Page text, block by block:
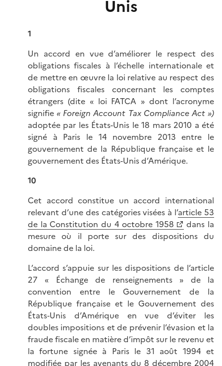
Unis
1
Un accord en vue d’améliorer le respect des
obligations fiscales à l’échelle internationale et
de mettre en œuvre la loi relative au respect des
obligations fiscales concernant les comptes
étrangers (dite « loi FATCA » dont l’acronyme
signifie « Foreign Account Tax Compliance Act »)
adoptée par les États-Unis le 18 mars 2010 a été
signé à Paris le 14 novembre 2013 entre le
gouvernement de la République française et le
gouvernement des États-Unis d’Amérique.
10
Cet accord constitue un accord international
relevant d’une des catégories visées à l’article 53
de la Constitution du 4 octobre 1958
dans la
mesure où il porte sur des dispositions du
domaine de la loi.
L’accord s’appuie sur les dispositions de l’article
27 « Échange de renseignements » de la
convention entre le Gouvernement de la
République française et le Gouvernement des
États‑Unis d’Amérique en vue d’éviter les
doubles impositions et de prévenir l’évasion et la
fraude fiscale en matière d’impôt sur le revenu et
la fortune signée à Paris le 31 août 1994 et
modifiée par les avenants du 8 décembre 2004